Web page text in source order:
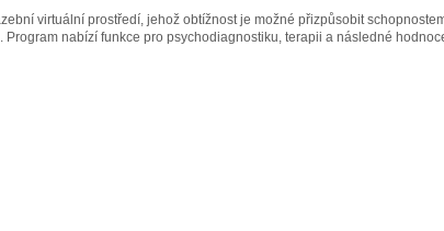
virtuální prostředí, jehož obtížnost je možné přizpůsobit
nabízí funkce pro psychodiagnostiku, terapii a následné